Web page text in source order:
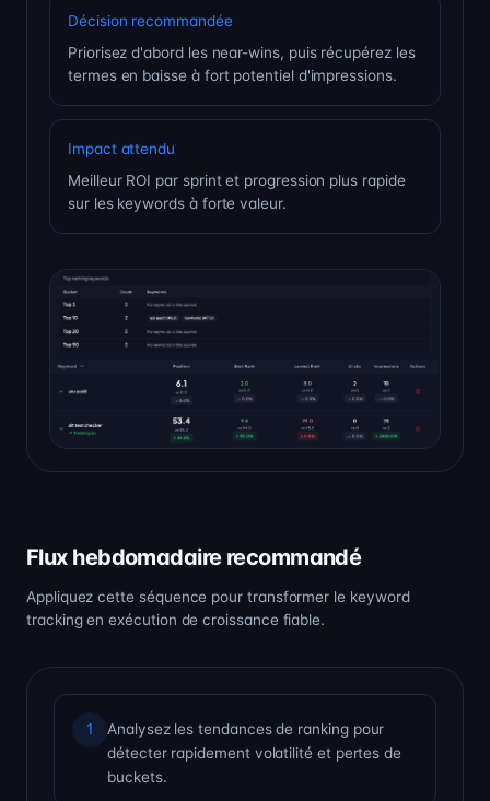
Décision recommandée
Priorisez d'abord les near-wins, puis récupérez les
termes en baisse à fort potentiel d'impressions.
Impact attendu
Meilleur ROI par sprint et progression plus rapide
sur les keywords à forte valeur.
Flux hebdomadaire recommandé
Appliquez cette séquence pour transformer le keyword
tracking en exécution de croissance fiable.
1
Analysez les tendances de ranking pour
détecter rapidement volatilité et pertes de
buckets.